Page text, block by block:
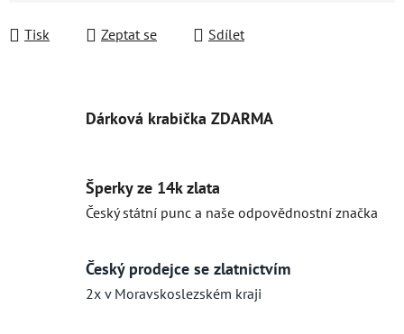
Tisk Zeptat se Sdílet
Dárková krabička ZDARMA
Šperky ze 14k zlata
Český státní punc a naše odpovědnostní značka
Český prodejce se zlatnictvím
2x v Moravskoslezském kraji